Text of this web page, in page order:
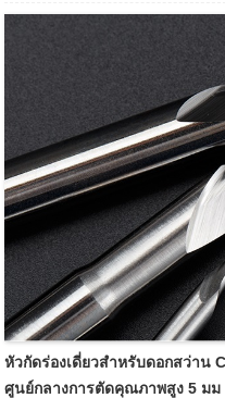
การตกแต่งขอบมีความส
แอปพลิเคชัน:
เพื่อการขจัดวัสดุอย่างรว
ขนาดแผง
สำหรับอัตราการฟีด Fase
เครื่องจักรกล และเครื่อง
ขนาดแผง การกำหนดเส้
การกำหนดเส้นทางอื่นๆ
หัวกัดร่องเดี่ยวสำหรับดอกสว่าน
ศูนย์กลางการตัดคุณภาพสูง 5 มม